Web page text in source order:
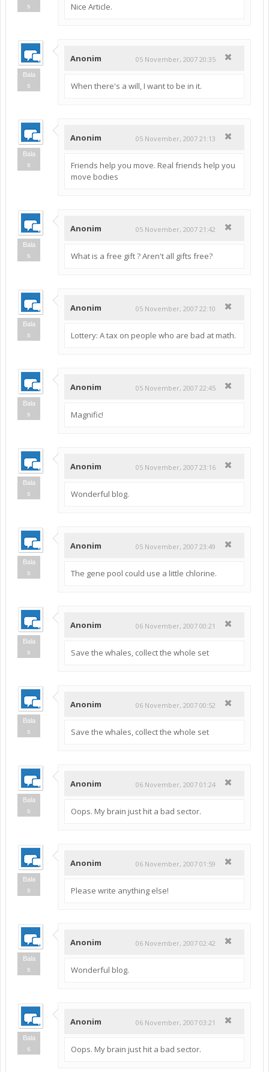
s
Nice Article.
Bala
s
Anonim 05 November, 2007 20:35
When there's a will, I want to be in it.
Bala
s
Anonim 05 November, 2007 21:13
Friends help you move. Real friends help you
move bodies
Bala
s
Anonim 05 November, 2007 21:42
What is a free gift ? Aren't all gifts free?
Bala
s
Anonim 05 November, 2007 22:10
Lottery: A tax on people who are bad at math.
Bala
s
Anonim 05 November, 2007 22:45
Magnific!
Bala
s
Anonim 05 November, 2007 23:16
Wonderful blog.
Bala
s
Anonim 05 November, 2007 23:49
The gene pool could use a little chlorine.
Bala
s
Anonim 06 November, 2007 00:21
Save the whales, collect the whole set
Bala
s
Anonim 06 November, 2007 00:52
Save the whales, collect the whole set
Bala
s
Anonim 06 November, 2007 01:24
Oops. My brain just hit a bad sector.
Bala
s
Anonim 06 November, 2007 01:59
Please write anything else!
Bala
s
Anonim 06 November, 2007 02:42
Wonderful blog.
Bala
s
Anonim 06 November, 2007 03:21
Oops. My brain just hit a bad sector.